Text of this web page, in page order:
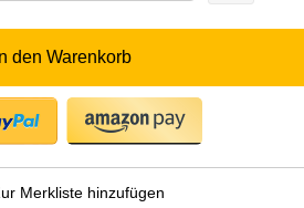
In den Warenkorb
Merkliste hinzufügen